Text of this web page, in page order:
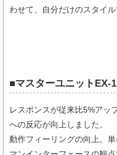
わせて、自分だけのスタイ
■マスターユニットEX-
レスポンスが従来比5%アッ
への反応が向上しました。
動作フィーリングの向上。